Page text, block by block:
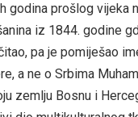
godina prošlog vijeka
iz 1844. godine
pa je pomiješao
a ne o Srbima
zemlju Bosnu i